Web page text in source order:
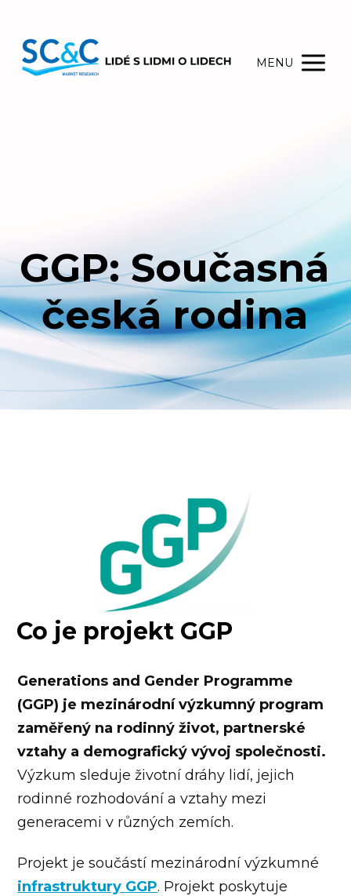
MENU
GGP: Současná
česká rodina
Co je projekt GGP
Generations and Gender Programme
(GGP) je mezinárodní výzkumný program
zaměřený na rodinný život, partnerské
vztahy a demografický vývoj společnosti.
Výzkum sleduje životní dráhy lidí, jejich
rodinné rozhodování a vztahy mezi
generacemi v různých zemích.
Projekt je součástí mezinárodní výzkumné
infrastruktury GGP. Projekt poskytuje